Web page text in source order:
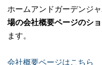
ホームアンドガーデンジ
場の会社概要ページのシ
ます。
会社概要ページはこちら